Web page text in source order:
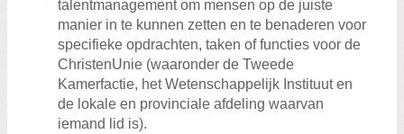
talentmanagement om mensen op de juiste
manier in te kunnen zetten en te benaderen voor
specifieke opdrachten, taken of functies voor de
ChristenUnie (waaronder de Tweede
Kamerfactie, het Wetenschappelijk Instituut en
de lokale en provinciale afdeling waarvan
iemand lid is).